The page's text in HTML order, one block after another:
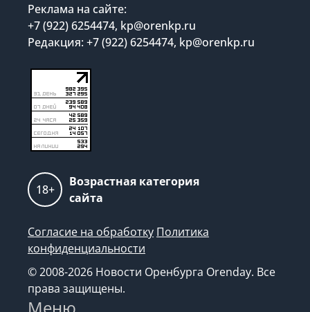
Реклама на сайте:
+7 (922) 6254474, kp@orenkp.ru
Редакция: +7 (922) 6254474, kp@orenkp.ru
18+
Возрастная категория
сайта
Согласие на обработку Политика
конфиденциальности
© 2008-2026 Новости Оренбурга Orenday. Все
права защищены.
Меню